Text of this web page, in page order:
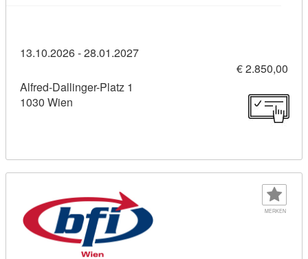
13.10.2026 - 28.01.2027
€ 2.850,00
Alfred-Dallinger-Platz 1
1030 Wien
MERKEN